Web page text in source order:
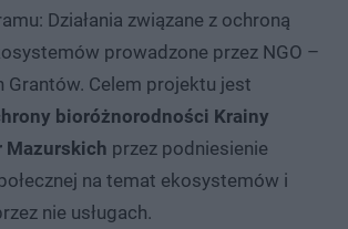
Działania związane z ochroną
prowadzone przez NGO –
Grantów. Celem projektu jest
bioróżnorodności Krainy
Mazurskich przez podniesienie
na temat ekosystemów i
nie usługach.